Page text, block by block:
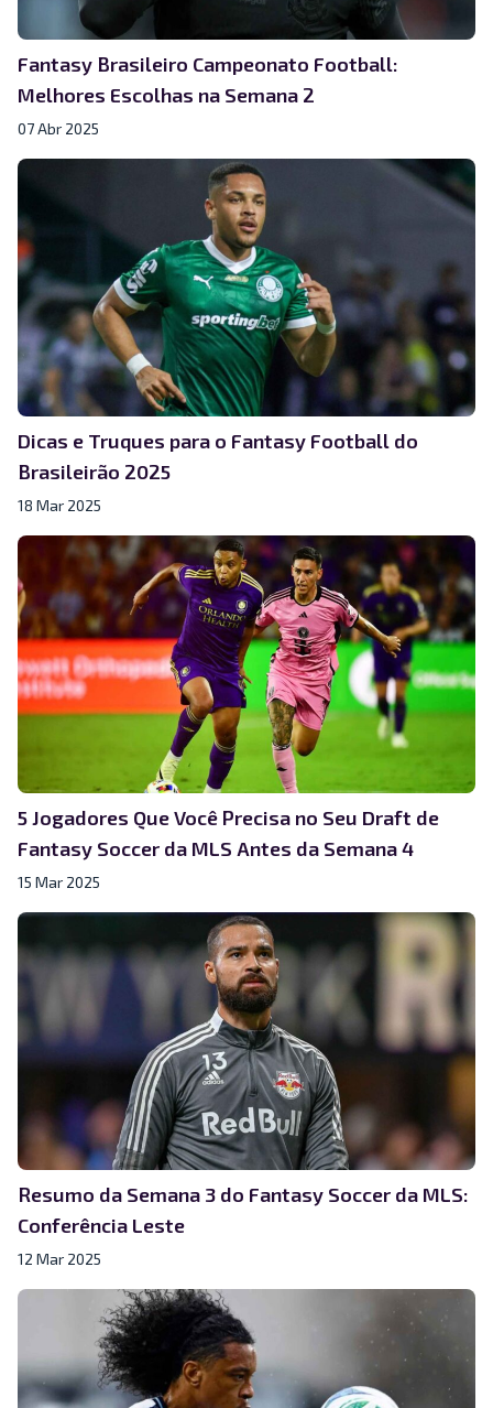
Fantasy Brasileiro Campeonato Football:
Melhores Escolhas na Semana 2
07 Abr 2025
Dicas e Truques para o Fantasy Football do
Brasileirão 2025
18 Mar 2025
5 Jogadores Que Você Precisa no Seu Draft de
Fantasy Soccer da MLS Antes da Semana 4
15 Mar 2025
Resumo da Semana 3 do Fantasy Soccer da MLS:
Conferência Leste
12 Mar 2025